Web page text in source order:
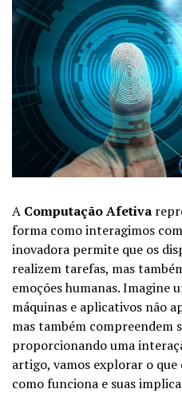
A Computação Afetiva
forma como interagimos
inovadora permite que os
realizem tarefas, mas
emoções humanas. Imagine
máquinas e aplicativos não
mas também compreendem
proporcionando uma
artigo, vamos explorar o que
como funciona e suas